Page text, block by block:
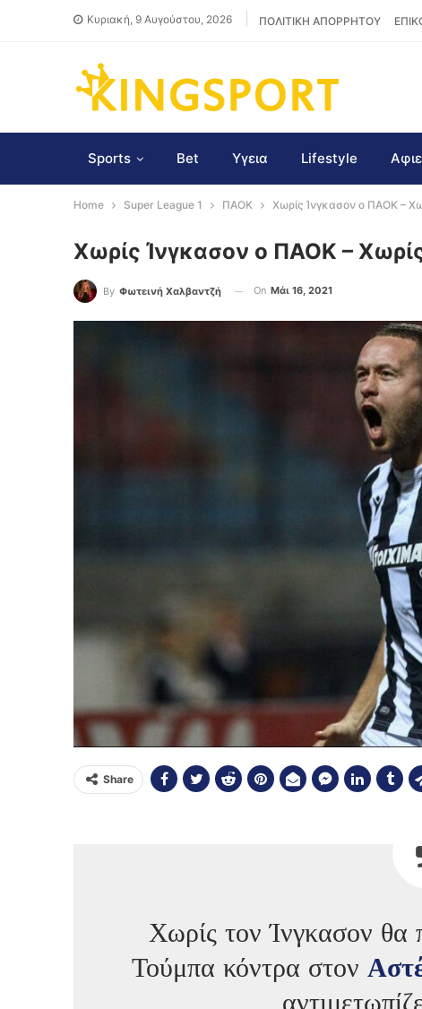
Κυριακή, 9 Αυγούστου, 2026 ΠΟΛΙΤΙΚΗ ΑΠΟΡΡΗΤΟΥ
Sports Bet Υγεια Lifestyle
Home Super League 1 ΠΑΟΚ Χωρίς Ίνγκασον ο ΠΑΟΚ –
Χωρίς Ίνγκασον ο ΠΑΟΚ –
By Φωτεινή Χαλβαντζή On Μάι 16, 2021
Share
Χωρίς τον Ίνγκασον θα
Τούμπα κόντρα στον